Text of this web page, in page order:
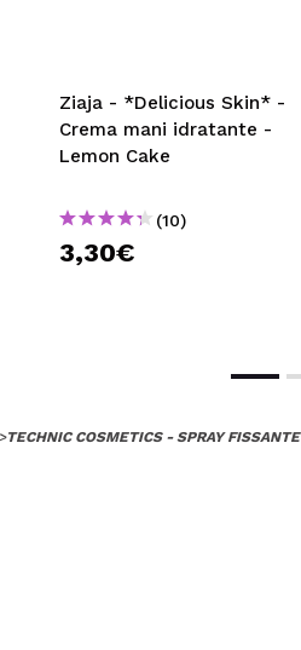
Ziaja - *Delicious Skin* -
Crema mani idratante -
Lemon Cake
(10)
3,30€
TECHNIC COSMETICS - SPRAY FISSANTE